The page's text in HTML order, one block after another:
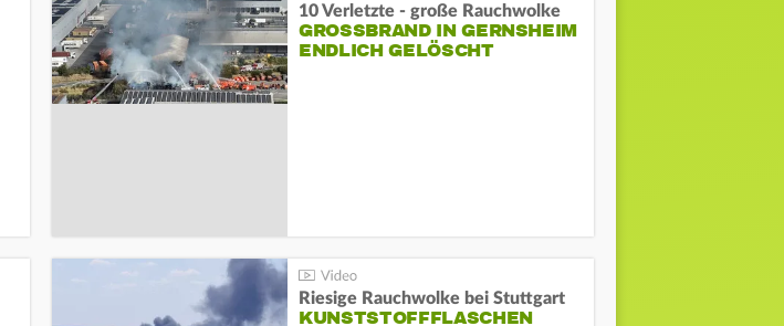
10 Verletzte - große Rauchwolke
GROSSBRAND IN GERNSHEIM E
NDLICH GELÖSCHT
Riesige Rauchwolke bei Stuttgart
KUNSTSTOFFFLASCHEN